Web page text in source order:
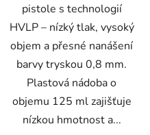
pistole s technologií
HVLP – nízký tlak, vysoký
objem a přesné nanášení
barvy tryskou 0,8 mm.
Plastová nádoba o
objemu 125 ml zajišťuje
nízkou hmotnost a...